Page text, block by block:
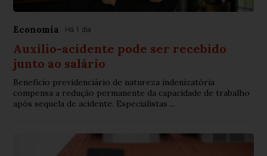
Economia Há 1 dia
Auxílio-acidente pode ser recebido
junto ao salário
Benefício previdenciário de natureza indenizatória
compensa a redução permanente da capacidade de trabalho
após sequela de acidente. Especialistas ...